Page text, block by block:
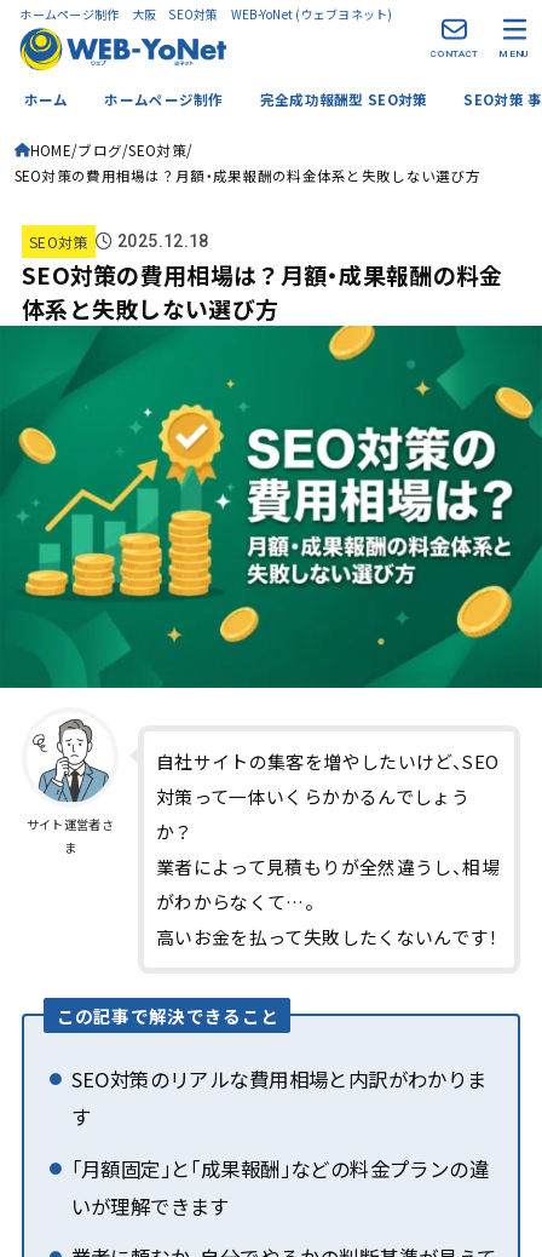
ホームページ制作 大阪 SEO対策 WEB-YoNet (ウェブヨネット)
ホーム ホームページ制作 完全成功報酬型 SEO対策 SEO対策
CONTACT MENU
HOME ブログ SEO対策
SEO対策の費用相場は？月額・成果報酬の料金体系と失敗しない選び方
SEO対策 2025.12.18
SEO対策の費用相場は？月額・成果報酬の料金
体系と失敗しない選び方
サイト運営者さ
ま
自社サイトの集客を増やしたいけど、SEO
対策って一体いくらかかるんでしょう
か？
業者によって見積もりが全然違うし、相場
がわからなくて…。
高いお金を払って失敗したくないんです！
この記事で解決できること
SEO対策のリアルな費用相場と内訳がわかりま
す
「月額固定」と「成果報酬」などの料金プランの違
いが理解できます